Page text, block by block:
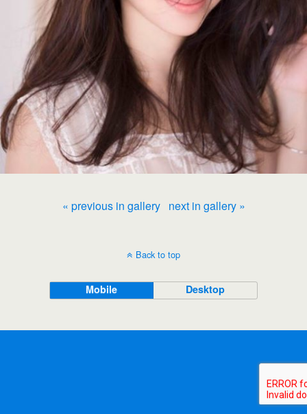
« previous in gallery next in gallery »
Back to top
Mobile Desktop